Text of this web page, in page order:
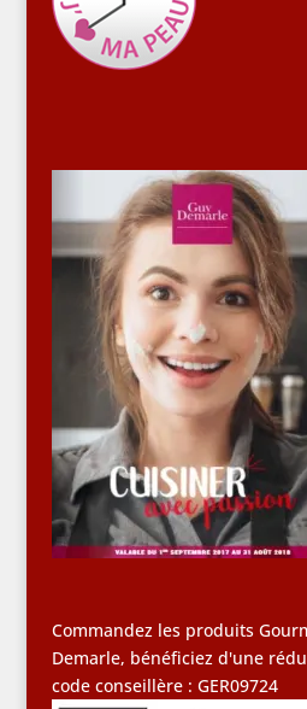
Commandez les produits
Demarle, bénéficiez d'une
code conseillère : GER09724